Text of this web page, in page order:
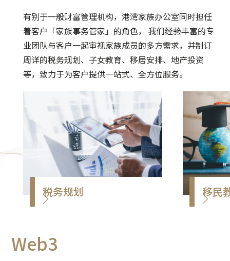
有别于一般财富管理机构，港湾家族办公室同时担任
着客户「家族事务管家」的角色， 我们经验丰富的专
业团队与客户一起审视家族成员的多方需求，并制订
周详的税务规划、子女教育、移居安排、地产投资
等，致力于为客户提供一站式、全方位服务。
税务规划
深谙客户的需求，无论是家族
企业的遗产分配、离婚财产分
移民
Web3